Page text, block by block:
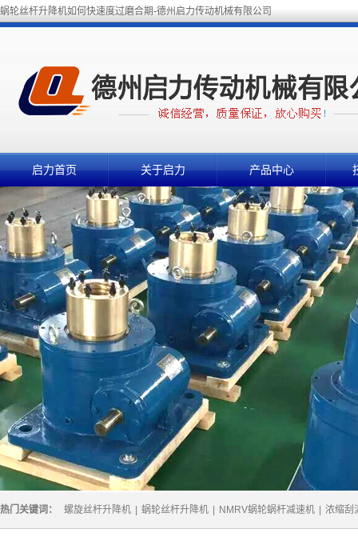
蜗轮丝杆升降机如何快速度过磨合期-德州启力传动机械有限公司
启力首页 关于启力 产品中心
热门关键词： 螺旋丝杆升降机 蜗轮丝杆升降机 NMRV蜗轮蜗杆减速机 浓缩刮